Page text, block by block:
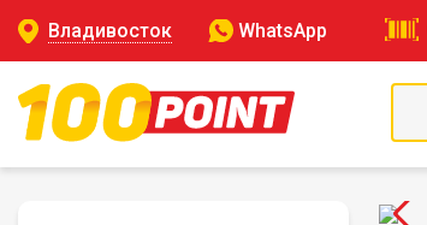
Владивосток WhatsApp